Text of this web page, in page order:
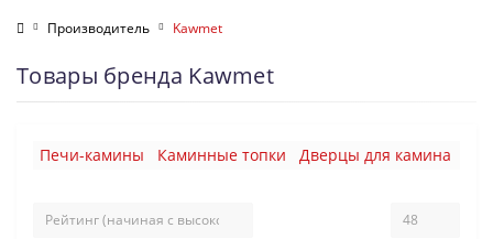
Производитель Kawmet
Товары бренда Kawmet
Печи-камины Каминные топки Дверцы для камина